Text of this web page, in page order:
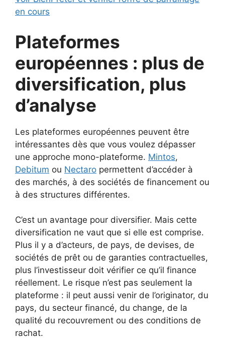
en cours
Plateformes
européennes : plus de
diversification, plus
d’analyse
Les plateformes européennes peuvent être
intéressantes dès que vous voulez dépasser
une approche mono-plateforme. Mintos,
Debitum ou Nectaro permettent d’accéder à
des marchés, à des sociétés de financement ou
à des structures différentes.
C’est un avantage pour diversifier. Mais cette
diversification ne vaut que si elle est comprise.
Plus il y a d’acteurs, de pays, de devises, de
sociétés de prêt ou de garanties contractuelles,
plus l’investisseur doit vérifier ce qu’il finance
réellement. Le risque n’est pas seulement la
plateforme : il peut aussi venir de l’originator, du
pays, du secteur financé, du change, de la
qualité du recouvrement ou des conditions de
rachat.